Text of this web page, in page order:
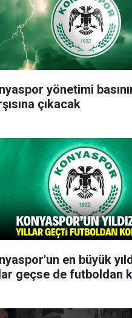
yönetimi
çıkacak
en büyük
geçse de futboldan